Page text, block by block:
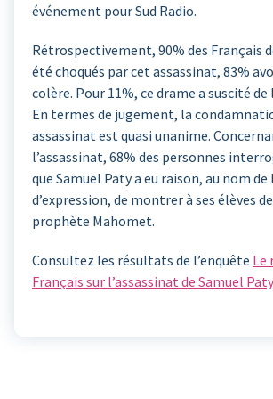
événement pour Sud Radio.
Rétrospectivement, 90% des Français
été choqués par cet assassinat, 83%
colère. Pour 11%, ce drame a suscité de
En termes de jugement, la
assassinat est quasi unanime.
l’assassinat, 68% des personnes
que Samuel Paty a eu raison, au nom
d’expression, de montrer à ses élèves
prophète Mahomet.
Consultez les résultats de l’enquête Le
Français sur l’assassinat de Samuel